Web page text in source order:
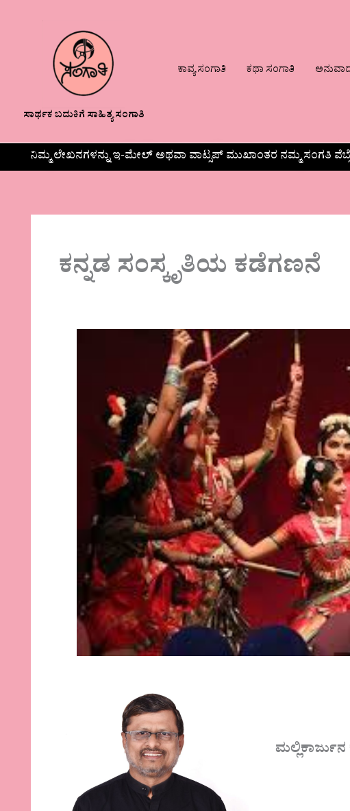
ಸಾರ್ಥಕ ಬದುಕಿಗೆ ಸಾಹಿತ್ಯ ಸಂಗಾತಿ
ಕಾವ್ಯ ಸಂಗಾತಿ ಕಥಾ ಸಂಗಾತಿ
ನಿಮ್ಮ ಲೇಖನಗಳನ್ನು ಇ-ಮೇಲ್ ಅಥವಾ ವಾಟ್ಸಪ್ ಮುಖಾಂತರ ನಮ್ಮ ಸಂಗತಿ
ಕನ್ನಡ ಸಂಸ್ಕೃತಿಯ ಕಡೆಗಣನೆ